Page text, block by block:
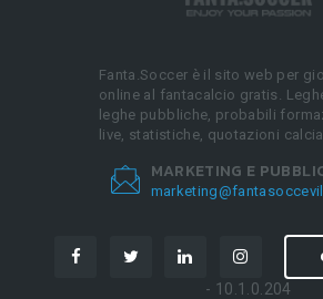
Fanta.Soccer è il sito web per
online al fantacalcio gratis.
leghe pubbliche, probabili
live, statistiche, quotazioni
MARKETING E
- 10.1.0.204